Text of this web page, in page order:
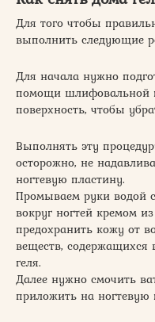
Для того чтобы
выполнить следующие
Для начала нужно
помощи шлифовальной
поверхность, чтобы
Выполнять эту
осторожно, не
ногтевую пластину.
Промываем руки водой
вокруг ногтей кремом
предохранить кожу от
веществ, содержащихся
геля.
Далее нужно смочить
приложить на ногтевую